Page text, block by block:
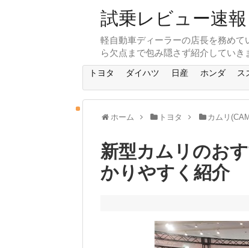
試乗レビュー速
軽自動車ディーラーの店長を務め
ら欠点まで包み隠さず紹介していき
トヨタ ダイハツ 日産 ホンダ ス
ホーム トヨタ カムリ
新型カムリのお
かりやすく紹介